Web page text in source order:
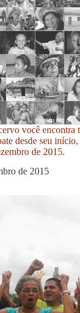
você encontra
desde seu
de 2015.
de 2015